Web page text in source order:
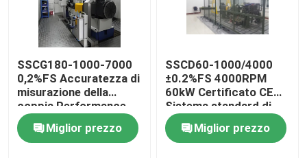
SSCG180-1000-7000
0,2%FS Accuratezza di
misurazione della
coppia Performance
del motore a benzina
banco di prova del
dinamometro elettrico
Miglior prezzo
SSCD60-1000/4000
±0.2%FS 4000RPM
60kW Certificato CE
Sistema standard di
banco di prova di
dinamometro elettrico
ad alta precisione per
Miglior prezzo